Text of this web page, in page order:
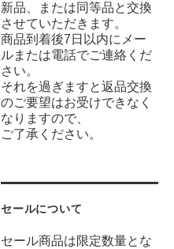
新品、または同等品と交換
させていただきます。
商品到着後7日以内にメー
ルまたは電話でご連絡くだ
さい。
それを過ぎますと返品交換
のご要望はお受けできなく
なりますので、
ご了承ください。
セールについて
セール商品は限定数量とな